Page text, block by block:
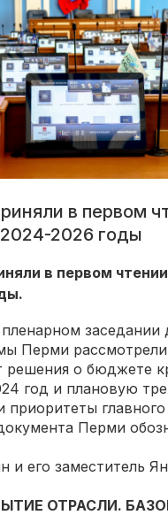
в первом
2026 годы
в первом
заседании
Перми
решения о бюджете
год и плановую
приоритеты главного
Перми
и его заместитель
ОТРАСЛИ.